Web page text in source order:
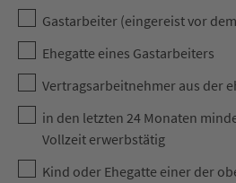
Gastarbeiter (eingereist vor
Ehegatte eines Gastarbeiters
Vertragsarbeitnehmer aus der
in den letzten 24 Monaten
Vollzeit erwerbstätig
Kind oder Ehegatte einer der